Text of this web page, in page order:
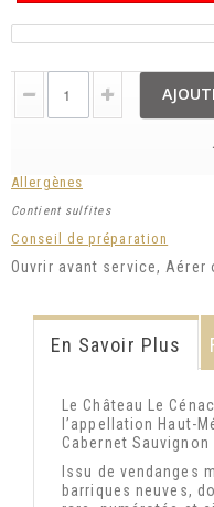
Allergènes
Contient sulfites
Conseil de préparation
Ouvrir avant service, Aérer
En Savoir Plus
Le Château Le
l’appellation Haut-
Cabernet Sauvignon
Issu de vendanges
barriques neuves,